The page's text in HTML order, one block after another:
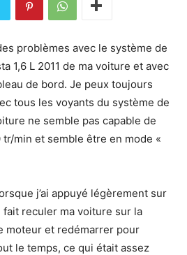
problèmes avec le système de
1,6 L 2011 de ma voiture et avec
de bord. Je peux toujours
tous les voyants du système de
ne semble pas capable de
min et semble être en mode «
j’ai appuyé légèrement sur
fait reculer ma voiture sur la
moteur et redémarrer pour
le temps, ce qui était assez